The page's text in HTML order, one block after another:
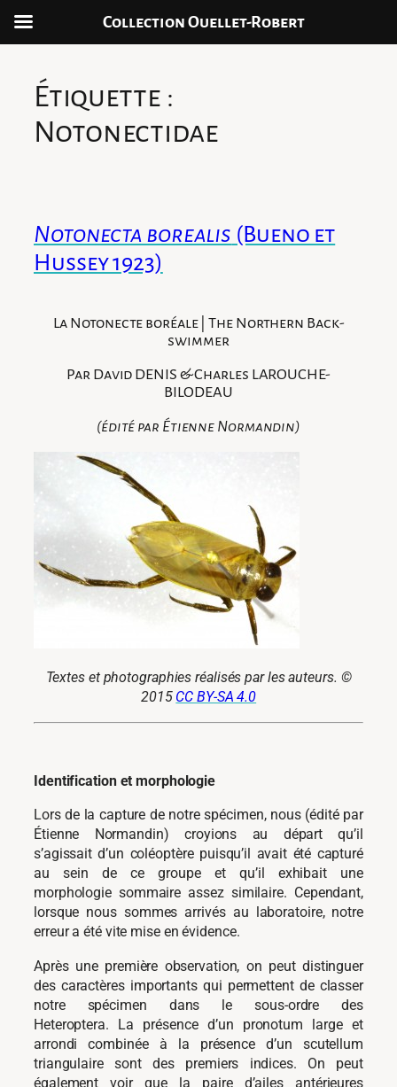
contenuÉtiquette :
Notonectidae
Notonecta borealis (Bueno et
Hussey 1923)
La Notonecte boréale | The Northern Back-
swimmer
Par David DENIS & Charles LAROUCHE-
BILODEAU
(édité par Étienne Normandin)
Textes et photographies réalisés par les auteurs. ©
2015 CC BY-SA 4.0
Identification et morphologie
Lors de la capture de notre spécimen, nous (édité par
Étienne Normandin) croyions au départ qu’il
s’agissait d’un coléoptère puisqu’il avait été capturé
au sein de ce groupe et qu’il exhibait une
morphologie sommaire assez similaire. Cependant,
lorsque nous sommes arrivés au laboratoire, notre
erreur a été vite mise en évidence.
Après une première observation, on peut distinguer
des caractères importants qui permettent de classer
notre spécimen dans le sous-ordre des
Heteroptera. La présence d’un pronotum large et
arrondi combinée à la présence d’un scutellum
triangulaire sont des premiers indices. On peut
également voir que la paire d’ailes antérieures
Collection Ouellet-Robert